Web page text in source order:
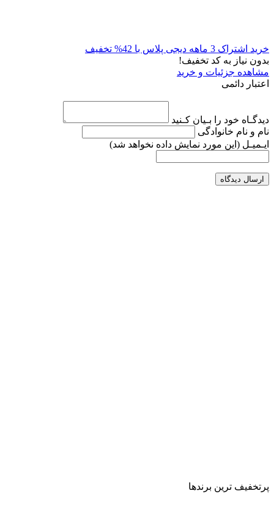
خرید اشتراک 3 ماهه دیجی پلاس با 42% تخفیف
بدون نیاز به کد تخفیف!
مشاهده جزئیات و خرید
اعتبار دائمی
دیدگـاه خود را بـیان کـنید
نام و نام خانوادگی
ایـمیـل (این مورد نمایش داده نخواهد شد)
ارسال دیدگاه
پرتخفیف ترین برندها